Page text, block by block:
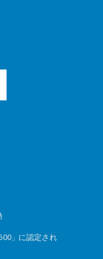
」に認定され